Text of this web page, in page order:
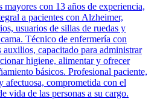
mayores con 13 años de experiencia,
a pacientes con Alzheimer,
usuarios de sillas de ruedas y
Técnico de enfermería con
capacitado para administrar
higiene, alimentar y ofrecer
básicos. Profesional paciente,
afectuosa, comprometida con el
vida de las personas a su cargo.